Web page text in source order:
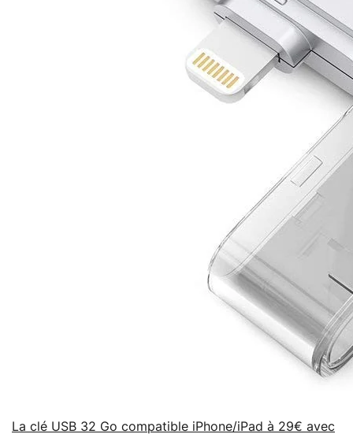
La clé USB 32 Go compatible iPhone/iPad à 29€ avec